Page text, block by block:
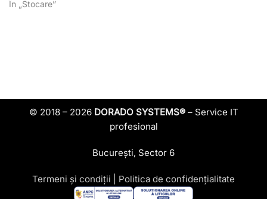
În „Stocare”
© 2018 – 2026 DORADO SYSTEMS®– Service IT
profesional
București, Sector 6
Termeni și condiții Politica de confidențialitate